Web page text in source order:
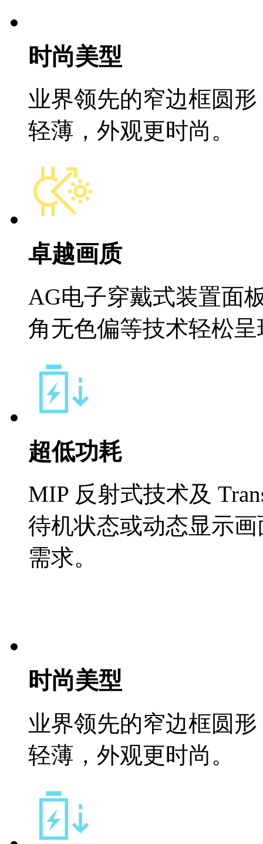
时尚美型
业界领先的窄边框圆
轻薄，外观更时尚。
卓越画质
AG电子穿戴式装置面
角无色偏等技术轻松
超低功耗
MIP 反射式技术及
待机状态或动态显示
需求。
时尚美型
业界领先的窄边框圆
轻薄，外观更时尚。